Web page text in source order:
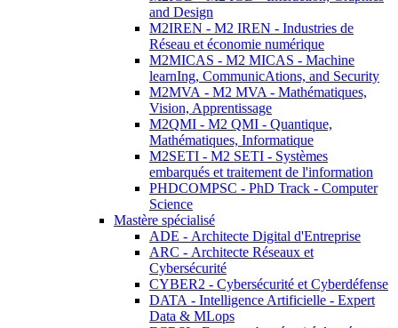
and Design
M2IREN - M2 IREN - Industries de
Réseau et économie numérique
M2MICAS - M2 MICAS - Machine
learnIng, CommunicAtions, and Security
M2MVA - M2 MVA - Mathématiques,
Vision, Apprentissage
M2QMI - M2 QMI - Quantique,
Mathématiques, Informatique
M2SETI - M2 SETI - Systèmes
embarqués et traitement de l'information
PHDCOMPSC - PhD Track - Computer
Science
Mastère spécialisé
ADE - Architecte Digital d'Entreprise
ARC - Architecte Réseaux et
Cybersécurité
CYBER2 - Cybersécurité et Cyberdéfense
DATA - Intelligence Artificielle - Expert
Data & MLops